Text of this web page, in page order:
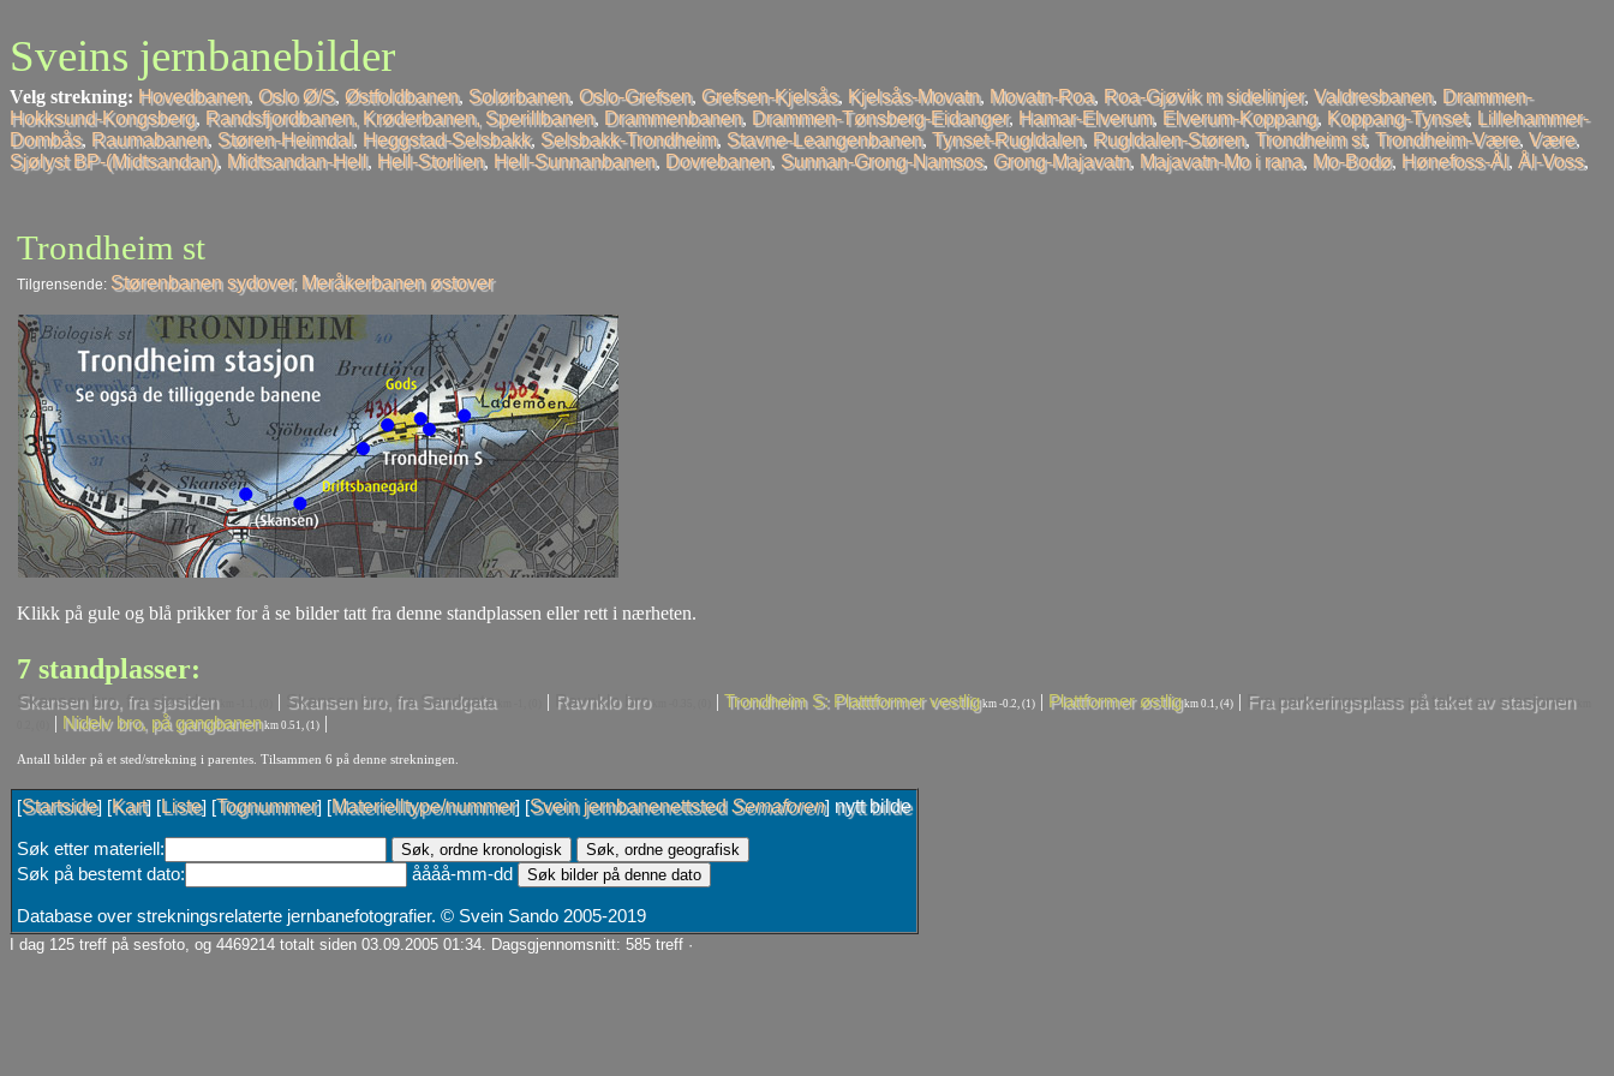
Sveins jernbanebilder
Velg strekning: Hovedbanen, Oslo Ø/S, Østfoldbanen, Solørbanen, Oslo-Grefsen, Grefsen-Kjelsås, Kjelsås-Movatn, Movatn-Roa, Roa-Gjøvik m sidelinjer, Valdresbanen, Drammen-
Hokksund-Kongsberg, Randsfjordbanen, Krøderbanen, Sperillbanen, Drammenbanen, Drammen-Tønsberg-Eidanger, Hamar-Elverum, Elverum-Koppang, Koppang-Tynset, Lillehammer-
Dombås, Raumabanen, Støren-Heimdal, Heggstad-Selsbakk, Selsbakk-Trondheim, Stavne-Leangenbanen, Tynset-Rugldalen, Rugldalen-Støren, Trondheim st, Trondheim-Være, Være,
Sjølyst BP-(Midtsandan), Midtsandan-Hell, Hell-Storlien, Hell-Sunnanbanen, Dovrebanen, Sunnan-Grong-Namsos, Grong-Majavatn, Majavatn-Mo i rana, Mo-Bodø, Hønefoss-Ål, Ål-Voss,
Trondheim st
Tilgrensende: Størenbanen sydover, Meråkerbanen østover
Klikk på gule og blå prikker for å se bilder tatt fra denne standplassen eller rett i nærheten.
7 standplasser:
Skansen bro, fra sjøsidenkm -1.1, (0) | Skansen bro, fra Sandgatakm -1, (0) | Ravnklo bro km -0.35, (0) | Trondheim S: Platttformer vestligkm -0.2, (1) | Plattformer østligkm 0.1, (4) | Fra parkeringsplass på taket av stasjonenkm
| Nidelv bro, på gangbanenkm 0.51, (1) |
Antall bilder på et sted/strekning i parentes. Tilsammen 6 på denne strekningen.
[Startside] [Kart] [Liste] [Tognummer] [Materielltype/nummer] [Svein jernbanenettstedSemaforen] nytt bilde
Søk etter materiell:
Søk på bestemt dato:
åååå-mm-dd
Database over strekningsrelaterte jernbanefotografier. © Svein Sando 2005-2019
I dag 125 treff på sesfoto, og 4469214 totalt siden 03.09.2005 01:34. Dagsgjennomsnitt: 585 treff ·